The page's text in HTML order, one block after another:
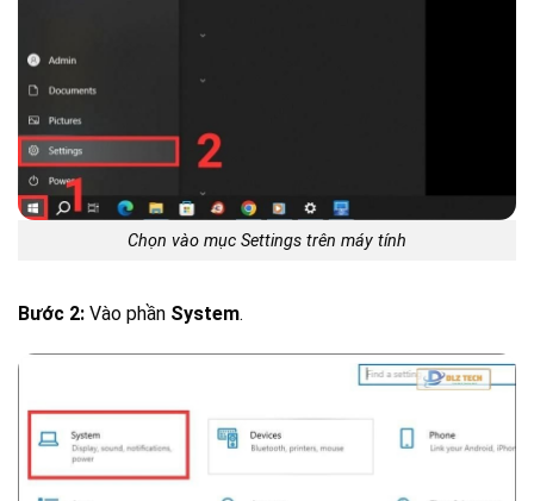
Chọn vào mục Settings trên máy tính
Bước 2: Vào phần System.